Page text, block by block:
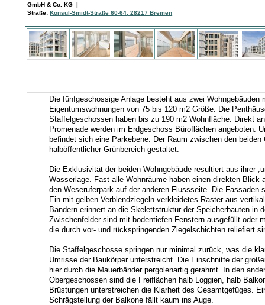
GmbH & Co. KG |
Straße:Konsul-Smidt-Straße 60-64, 28217 Bremen
Die fünfgeschossige Anlage besteht aus zwei Wohngebäuden
Eigentumswohnungen von 75 bis 120 m2 Größe. Die
Staffelgeschossen haben bis zu 190 m2 Wohnfläche. Direkt
Promenade werden im Erdgeschoss Büroflächen angeboten.
befindet sich eine Parkebene. Der Raum zwischen den beiden
halböffentlicher Grünbereich gestaltet.
Die Exklusivität der beiden Wohngebäude resultiert aus ihrer
Wasserlage. Fast alle Wohnräume haben einen direkten Blick
den Weseruferpark auf der anderen Flussseite. Die Fassaden
Ein mit gelben Verblendziegeln verkleidetes Raster aus
Bändern erinnert an die Skelettstruktur der Speicherbauten in
Zwischenfelder sind mit bodentiefen Fenstern ausgefüllt oder
die durch vor- und rückspringenden Ziegelschichten reliefiert
Die Staffelgeschosse springen nur minimal zurück, was die
Umrisse der Baukörper unterstreicht. Die Einschnitte der
hier durch die Mauerbänder pergolenartig gerahmt. In den
Obergeschossen sind die Freiflächen halb Loggien, halb
Brüstungen unterstreichen die Klarheit des Gesamtgefüges.
Schrägstellung der Balkone fällt kaum ins Auge.